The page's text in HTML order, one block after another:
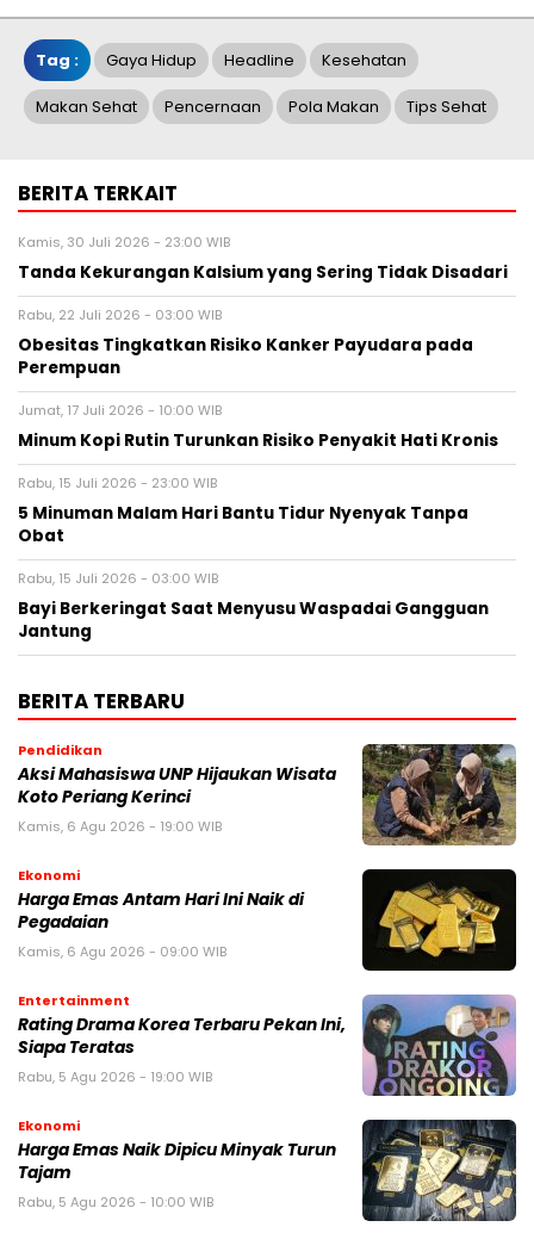
Tag : Gaya Hidup Headline Kesehatan
Makan Sehat Pencernaan Pola Makan Tips Sehat
BERITA TERKAIT
Kamis, 30 Juli 2026 - 23:00 WIB
Tanda Kekurangan Kalsium yang Sering Tidak Disadari
Rabu, 22 Juli 2026 - 03:00 WIB
Obesitas Tingkatkan Risiko Kanker Payudara pada
Perempuan
Jumat, 17 Juli 2026 - 10:00 WIB
Minum Kopi Rutin Turunkan Risiko Penyakit Hati Kronis
Rabu, 15 Juli 2026 - 23:00 WIB
5 Minuman Malam Hari Bantu Tidur Nyenyak Tanpa
Obat
Rabu, 15 Juli 2026 - 03:00 WIB
Bayi Berkeringat Saat Menyusu Waspadai Gangguan
Jantung
BERITA TERBARU
Pendidikan
Aksi Mahasiswa UNP Hijaukan Wisata
Koto Periang Kerinci
Kamis, 6 Agu 2026 - 19:00 WIB
Ekonomi
Harga Emas Antam Hari Ini Naik di
Pegadaian
Kamis, 6 Agu 2026 - 09:00 WIB
Entertainment
Rating Drama Korea Terbaru Pekan Ini,
Siapa Teratas
Rabu, 5 Agu 2026 - 19:00 WIB
Ekonomi
Harga Emas Naik Dipicu Minyak Turun
Tajam
Rabu, 5 Agu 2026 - 10:00 WIB